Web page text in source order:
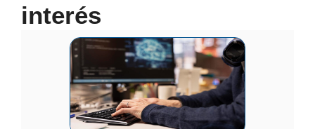
interés